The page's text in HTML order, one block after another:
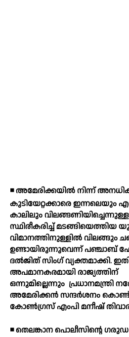
◾ അമേരിക്കയില്‍ നിന്ന്
കുടിയേറ്റക്കാരെ ഇന്നലെയും
കാലിലും
സ്ഥിരീകരിച്ച് മടങ്ങിയെത്തിയ
വിമാനത്തിനുള്ളില്‍ വിലങ്ങും
ഉണ്ടായിരുന്നുവെന്ന് പഞ്ചാബ്
ദല്‍ജിത് സിംഗ് വ്യക്തമാക്കി.
അപമാനകരമായി രാജ്യത്തിന്
ഒന്നുമില്ലെന്നും പ്രധാനമന്ത്രി
അമേരിക്കന്‍ സന്ദര്‍ശനം
കോണ്‍ഗ്രസ് എംപി മനീഷ്
◾ തെലങ്കാന പൊലീസിന്റെ